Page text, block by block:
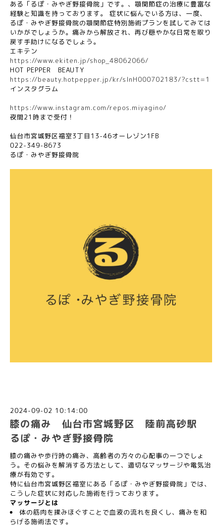
ある「るぽ・みやぎ野接骨院」です。、顎関節症の治療に豊富な
経験と知識を持っております。 症状に悩んでいる方は、一度、
るぽ・みやぎ野接骨院の顎関節症特別施術プランを試してみては
いかがでしょうか。痛みから解放され、再び穏やかな日常を取り
戻す手助けになるでしょう。
エキテン
https://www.ekiten.jp/shop_48062066/
HOT PEPPER
BEAUTY
https://beauty.hotpepper.jp/kr/slnH000702183/?cstt=1
インスタグラム
https://www.instagram.com/repos.miyagino/
夜間21 時まで受付！
仙台市宮城野区福室3丁目 13-46オーレゾン1FB
022-349-8673
るぽ・みやぎ野接骨院
2024-09-02 10:14:00
膝の痛み 仙台市宮城野区 陸前高砂駅
るぽ・みやぎ野接骨院
膝の痛みや歩行時の痛み、高齢者の方々の心配事の一つでしょ
う。その悩みを解消する方法として、適切なマッサージや電気治
療が有効です。
特に仙台市宮城野区福室にある「るぽ・みやぎ野接骨院」では、
こうした症状に対応した施術を行っております。
マッサージとは
体の筋肉を揉みほぐすことで血液の流れを良くし、痛みを和
らげる施術法です。